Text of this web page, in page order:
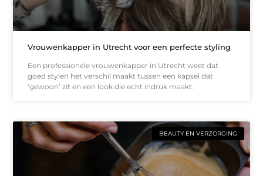
Vrouwenkapper in Utrecht voor een perfecte styling
Een professionele vrouwenkapper in Utrecht weet dat
goed stylen het verschil maakt tussen een kapsel dat
‘gewoon’ zit en een look die echt indruk maakt.
BEAUTY EN VERZORGING